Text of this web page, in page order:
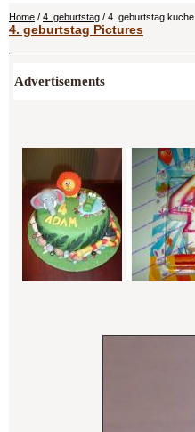
Home / 4. geburtstag / 4. geburtstag kuche
4. geburtstag Pictures
Advertisements